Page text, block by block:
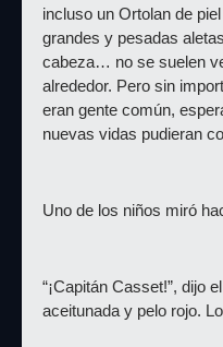
incluso un Ortolan de
grandes y pesadas
cabeza… no se suelen
alrededor. Pero sin
eran gente común,
nuevas vidas pudieran
Uno de los niños miró
“¡Capitán Casset!”, dijo
aceitunada y pelo rojo.